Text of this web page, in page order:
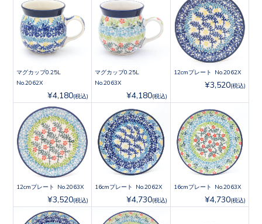
マグカップ0.25L
No.2062X
¥4,180(税込)
マグカップ0.25L
No.2063X
¥4,180(税込)
12cmプレート No.2062X
¥3,520(税込)
12cmプレート No.2063X
¥3,520(税込)
16cmプレート No.2062X
¥4,730(税込)
16cmプレート No.2063X
¥4,730(税込)